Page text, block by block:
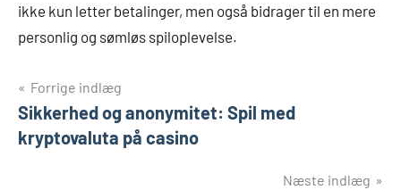
ikke kun letter betalinger, men også bidrager til en mere
personlig og sømløs spiloplevelse.
Indlægsnavigation
Forrige indlæg
Sikkerhed og anonymitet: Spil med
kryptovaluta på casino
Næste indlæg